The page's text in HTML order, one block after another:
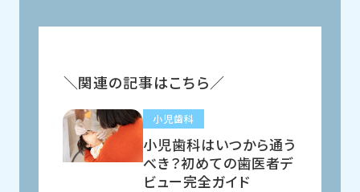
関連の記事はこちら
小児歯科
小児歯科はいつから通う
べき？初めての歯医者デ
ビュー完全ガイド